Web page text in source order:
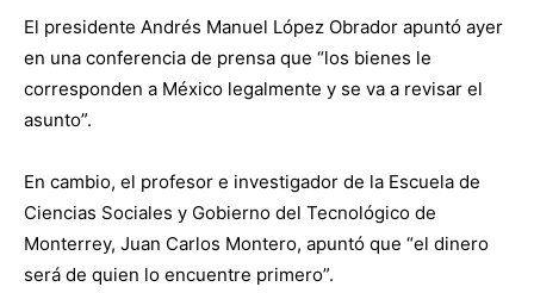
El presidente Andrés Manuel López Obrador apuntó ayer
en una conferencia de prensa que “los bienes le
corresponden a México legalmente y se va a revisar el
asunto”.
En cambio, el profesor e investigador de la Escuela de
Ciencias Sociales y Gobierno del Tecnológico de
Monterrey, Juan Carlos Montero, apuntó que “el dinero
será de quien lo encuentre primero”.